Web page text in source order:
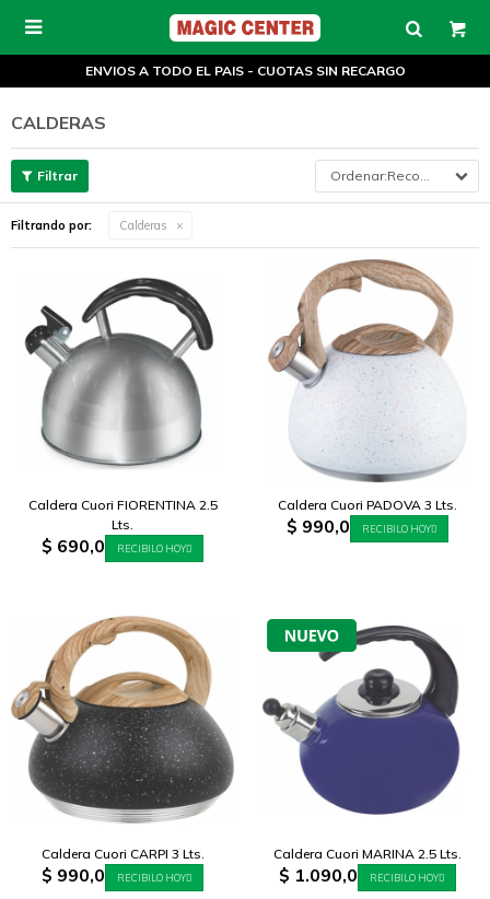

ENVIOS A TODO EL PAIS - CUOTAS SIN RECARGO
CALDERAS
Recomendados
Filtrando por: Calderas
Caldera Cuori FIORENTINA 2.5
Lts.
$ 690,0 RECIBILO HOY
Caldera Cuori PADOVA 3 Lts.
$ 990,0 RECIBILO HOY
Caldera Cuori CARPI 3 Lts.
$ 990,0 RECIBILO HOY
Caldera Cuori MARINA 2.5 Lts.
$ 1.090,0 RECIBILO HOY